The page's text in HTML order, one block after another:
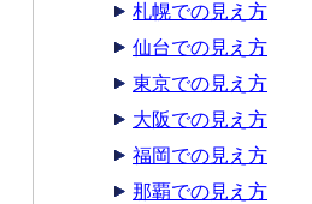
札幌での見え方
仙台での見え方
東京での見え方
大阪での見え方
福岡での見え方
那覇での見え方